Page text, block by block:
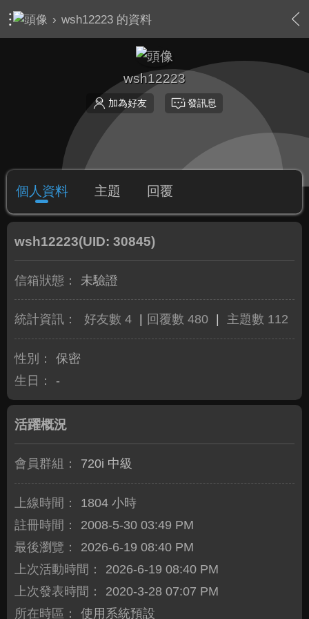
› wsh12223 的資料
wsh12223
加為好友 發訊息
個人資料 主題 回覆
wsh12223(UID: 30845)
信箱狀態： 未驗證
統計資訊： 好友數 4 回覆數 480 主題數 112
性別：
保密
生日：
-
活躍概況
會員群組： 720i 中級
上線時間：
1804 小時
註冊時間：
2008-5-30 03:49 PM
最後瀏覽：
2026-6-19 08:40 PM
上次活動時間：
2026-6-19 08:40 PM
上次發表時間：
2020-3-28 07:07 PM
所在時區：
使用系統預設